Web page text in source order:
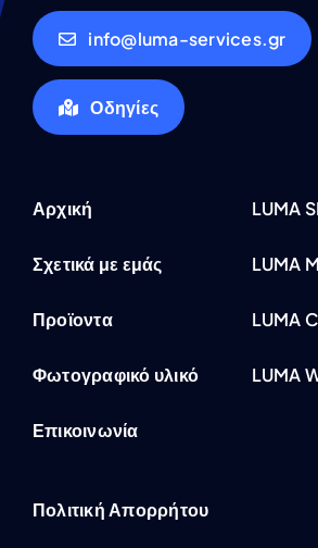
info@luma-services.gr
Οδηγίες
Αρχική
Σχετικά με εμάς
Προϊοντα
Φωτογραφικό υλικό
Επικοινωνία
LUMA
LUMA
LUMA
LUMA
Πολιτική Απορρήτου